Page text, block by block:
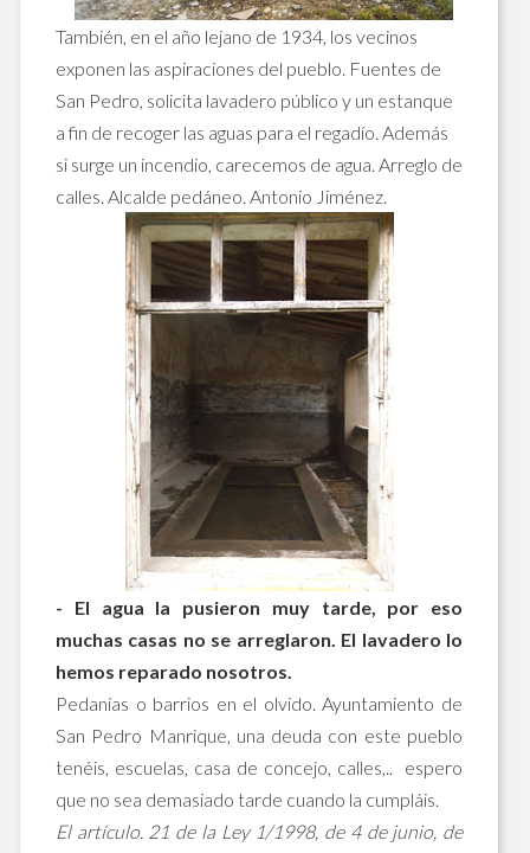
También, en el año lejano de 1934, los vecinos
exponen las aspiraciones del pueblo. Fuentes de
San Pedro, solicita lavadero público y un estanque
a fin de recoger las aguas para el regadío. Además
si surge un incendio, carecemos de agua. Arreglo de
calles. Alcalde pedáneo. Antonio Jiménez.
- El agua la pusieron muy tarde, por eso
muchas casas no se arreglaron. El lavadero lo
hemos reparado nosotros.
Pedanías o barrios en el olvido. Ayuntamiento de
San Pedro Manrique, una deuda con este pueblo
tenéis, escuelas, casa de concejo, calles,.. espero
que no sea demasiado tarde cuando la cumpláis.
El artículo. 21 de la Ley 1/1998, de 4 de junio, de